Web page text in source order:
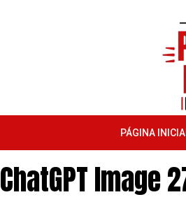
PÁGINA
ChatGPT Image